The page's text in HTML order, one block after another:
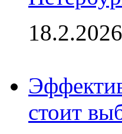
стоит